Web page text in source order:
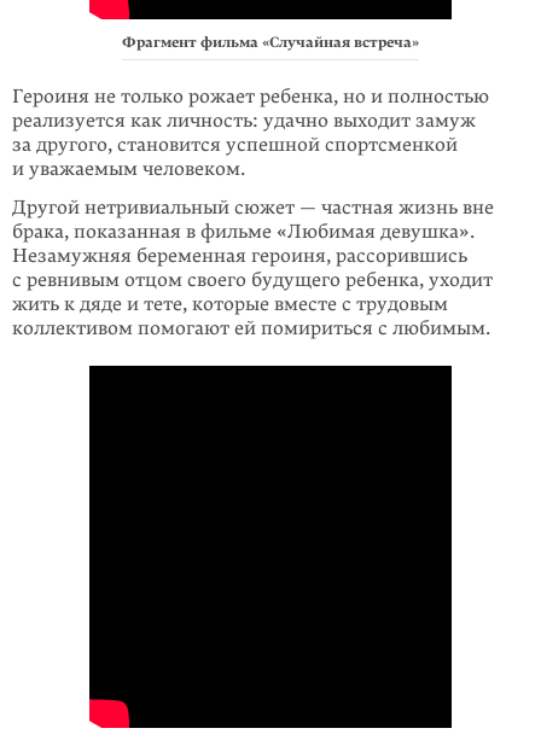
Фрагмент фильма «Случайная встреча»
Героиня не только рожает ребенка, но и полностью
реализуется как личность: удачно выходит замуж
за другого, становится успешной спортсменкой
и уважаемым человеком.
Другой нетривиальный сюжет — частная жизнь вне
брака, показанная в фильме «Любимая девушка».
Незамужняя беременная героиня, рассорившись
с ревнивым отцом своего будущего ребенка, уходит
жить к дяде и тете, которые вместе с трудовым
коллективом помогают ей помириться с любимым.